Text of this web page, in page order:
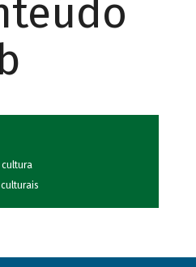
cultura